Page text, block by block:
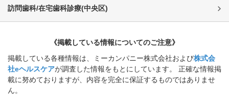
訪問歯科/在宅歯科診療(中央区)
《掲載している情報についてのご注意》
掲載している各種情報は、ミーカンパニー株式会社および株式会
社eヘルスケアが調査した情報をもとにしています。 正確な情報掲
載に努めておりますが、内容を完全に保証するものではありませ
ん。